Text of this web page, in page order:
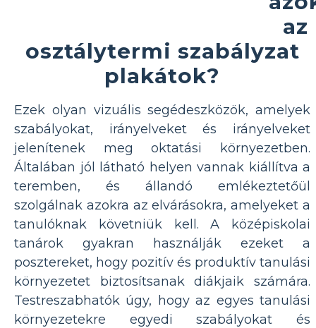
az
osztálytermi szabályzat
plakátok?
Ezek olyan vizuális segédeszközök, amelyek
szabályokat, irányelveket és irányelveket
jelenítenek meg oktatási környezetben.
Általában jól látható helyen vannak kiállítva a
teremben, és állandó emlékeztetőül
szolgálnak azokra az elvárásokra, amelyeket a
tanulóknak követniük kell. A középiskolai
tanárok gyakran használják ezeket a
posztereket, hogy pozitív és produktív tanulási
környezetet biztosítsanak diákjaik számára.
Testreszabhatók úgy, hogy az egyes tanulási
környezetekre egyedi szabályokat és